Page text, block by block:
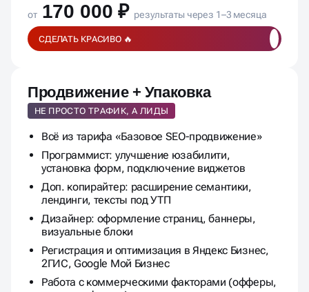
от 170 000 ₽
Продвижение + Упаковка
НЕ ПРОСТО ТРАФИК, А ЛИДЫ
Всё из тарифа «Базовое SEO-продвижение»
Программист: улучшение юзабилити,
установка форм, подключение виджетов
Доп. копирайтер: расширение семантики,
лендинги, тексты под УТП
Дизайнер: оформление страниц, баннеры,
визуальные блоки
Регистрация и оптимизация в Яндекс Бизнес,
2ГИС, Google Мой Бизнес